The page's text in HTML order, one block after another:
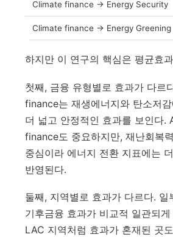
Climate finance → Energy Security
Climate finance → Energy Greening
하지만 이 연구의 핵심은 평균효
첫째, 금융 유형별로 효과가 다르
finance는 재생에너지와 탄소저
더 넓고 안정적인 효과를 보인다.
finance도 중요하지만, 재난회복
중심이라 에너지 전환 지표에는
반영된다.
둘째, 지역별로 효과가 다르다. 일
기후금융 효과가 비교적 일관되
LAC 지역처럼 효과가 혼재된 곳